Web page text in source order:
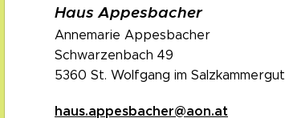
Haus Appesbacher
Annemarie Appesbacher
Schwarzenbach 49
5360 St. Wolfgang im Salzkammergut
haus.appesbacher@aon.at